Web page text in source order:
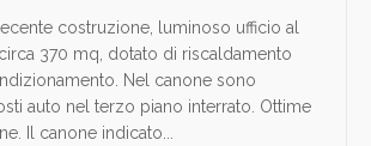
costruzione, luminoso ufficio al
370 mq, dotato di riscaldamento
Nel canone sono
auto nel terzo piano interrato. Ottime
Il canone indicato...